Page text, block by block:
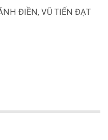
ĐIỀN, VŨ TIẾN ĐẠT